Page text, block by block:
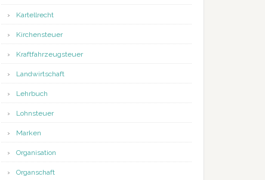
Kartellrecht
Kirchensteuer
Kraftfahrzeugsteuer
Landwirtschaft
Lehrbuch
Lohnsteuer
Marken
Organisation
Organschaft